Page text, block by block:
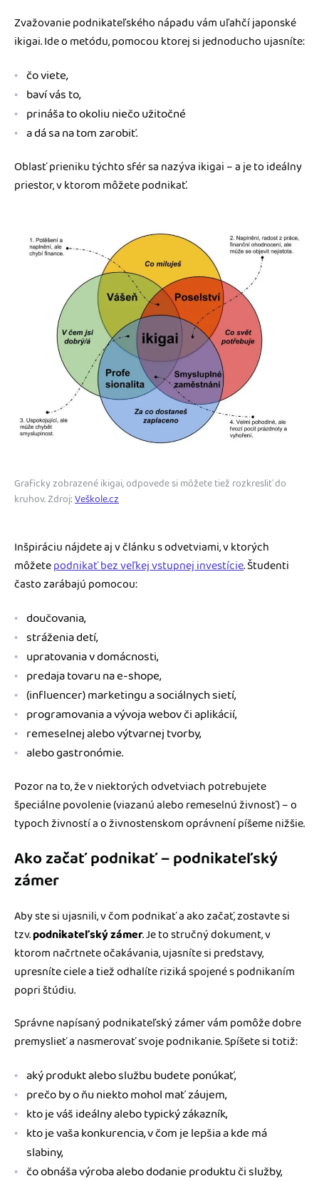
Zvažovanie podnikateľského nápadu vám uľahčí japonské
ikigai. Ide o metódu, pomocou ktorej si jednoducho ujasníte:
čo viete,
baví vás to,
prináša to okoliu niečo užitočné
a dá sa na tom zarobiť.
Oblasť prieniku týchto sfér sa nazýva ikigai – a je to ideálny
priestor, v ktorom môžete podnikať.
Graficky zobrazené ikigai, odpovede si môžete tiež rozkresliť do
kruhov. Zdroj:Veškole.cz
Inšpiráciu nájdete aj v článku s odvetviami, v ktorých
môžetepodnikať bez veľkej vstupnej investície. Študenti
často zarábajú pomocou:
doučovania,
stráženia detí,
upratovania v domácnosti,
predaja tovaru na e-shope,
(influencer) marketingu a sociálnych sietí,
programovania a vývoja webov či aplikácií,
remeselnej alebo výtvarnej tvorby,
alebo gastronómie.
Pozor na to, že v niektorých odvetviach potrebujete
špeciálne povolenie (viazanú alebo remeselnú živnosť) – o
typoch živností a o živnostenskom oprávnení píšeme nižšie.
Ako začať podnikať – podnikateľský
zámer
Aby ste si ujasnili, v čom podnikať a ako začať, zostavte si
tzv.podnikateľský zámer. Je to stručný dokument, v
ktorom načrtnete očakávania, ujasníte si predstavy,
upresníte ciele a tiež odhalíte riziká spojené s podnikaním
popri štúdiu.
Správne napísaný podnikateľský zámer vám pomôže dobre
premyslieť a nasmerovať svoje podnikanie. Spíšete si totiž:
aký produkt alebo službu budete ponúkať,
prečo by o ňu niekto mohol mať záujem,
kto je váš ideálny alebo typický zákazník,
kto je vaša konkurencia, v čom je lepšia a kde má
slabiny,
čo obnáša výroba alebo dodanie produktu či služby,